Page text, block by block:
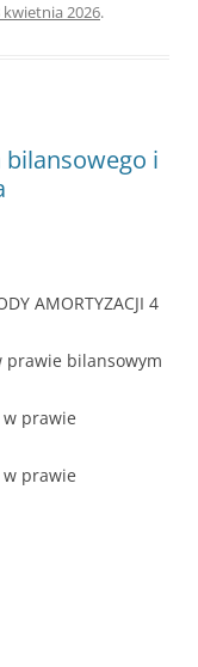
kwietnia 2026.
i
AMORTYZACJI 4
prawie bilansowym
prawie
prawie